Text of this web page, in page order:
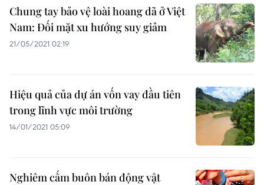
Chung tay bảo vệ loài hoang dã ở Việt
Nam: Đối mặt xu hướng suy giảm
21/05/2021 02:19
Hiệu quả của dự án vốn vay đầu tiên
trong lĩnh vực môi trường
14/01/2021 05:09
Nghiêm cấm buôn bán động vật